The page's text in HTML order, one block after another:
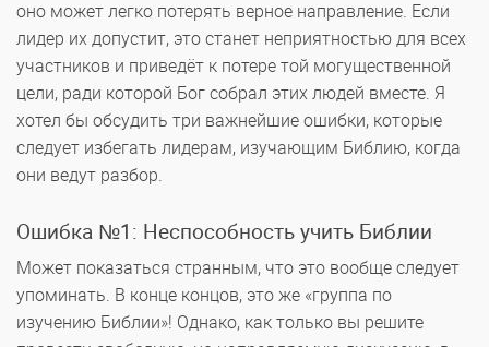
оно может легко потерять верное направление. Если
лидер их допустит, это станет неприятностью для всех
участников и приведёт к потере той могущественной
цели, ради которой Бог собрал этих людей вместе. Я
хотел бы обсудить три важнейшие ошибки, которые
следует избегать лидерам, изучающим Библию, когда
они ведут разбор.
Ошибка №1: Неспособность учить Библии
Может показаться странным, что это вообще следует
упоминать. В конце концов, это же «группа по
изучению Библии»! Однако, как только вы решите